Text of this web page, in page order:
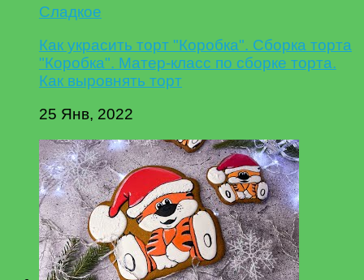
Сладкое
Как украсить торт "Коробка". Сборка торта
"Коробка". Матер-класс по сборке торта.
Как выровнять торт
25 Янв, 2022